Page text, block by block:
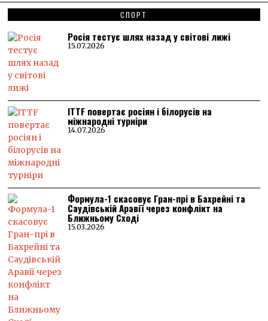
СПОРТ
Росія тестує шлях назад у світові лижі
15.07.2026
ITTF повертає росіян і білорусів на
міжнародні турніри
14.07.2026
Формула-1 скасовує Гран-прі в Бахрейні та
Саудівській Аравії через конфлікт на
Ближньому Сході
15.03.2026